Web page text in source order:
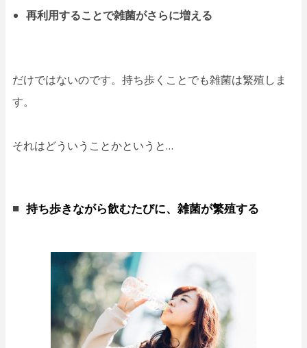
再利用することで雑菌がさらに増える
だけではないのです。持ち歩くことでも雑菌は繁殖しま
す。
それはどういうことかというと…
持ち歩きながら飲むたびに、雑菌が繁殖する